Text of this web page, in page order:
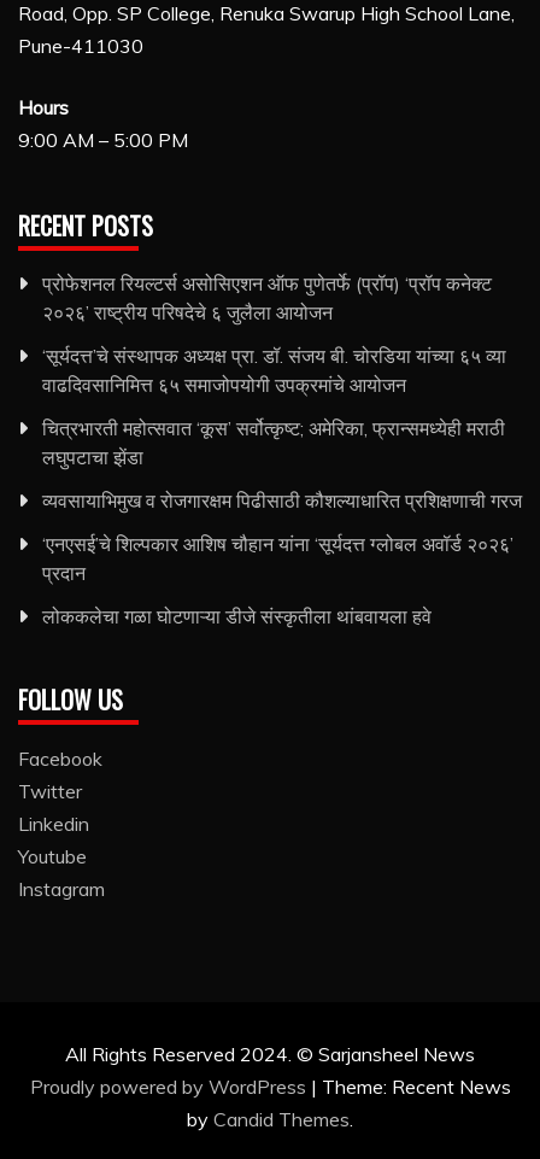
Road, Opp. SP College, Renuka Swarup High School Lane,
Pune-411030
Hours
9:00 AM – 5:00 PM
RECENT POSTS
प्रोफेशनल रियल्टर्स असोसिएशन ऑफ पुणेतर्फे (प्रॉप) ‘प्रॉप कनेक्ट
२०२६’ राष्ट्रीय परिषदेचे ६ जुलैला आयोजन
‘सूर्यदत्त’चे संस्थापक अध्यक्ष प्रा. डॉ. संजय बी. चोरडिया यांच्या ६५ व्या
वाढदिवसानिमित्त ६५ समाजोपयोगी उपक्रमांचे आयोजन
चित्रभारती महोत्सवात ‘कूस’ सर्वोत्कृष्ट; अमेरिका, फ्रान्समध्येही मराठी
लघुपटाचा झेंडा
व्यवसायाभिमुख व रोजगारक्षम पिढीसाठी कौशल्याधारित प्रशिक्षणाची गरज
‘एनएसई’चे शिल्पकार आशिष चौहान यांना ‘सूर्यदत्त ग्लोबल अवॉर्ड २०२६’
प्रदान
लोककलेचा गळा घोटणाऱ्या डीजे संस्कृतीला थांबवायला हवे
FOLLOW US
Facebook
Twitter
Linkedin
Youtube
Instagram
All Rights Reserved 2024. © Sarjansheel News
Proudly powered by WordPress | Theme: Recent News
by Candid Themes.